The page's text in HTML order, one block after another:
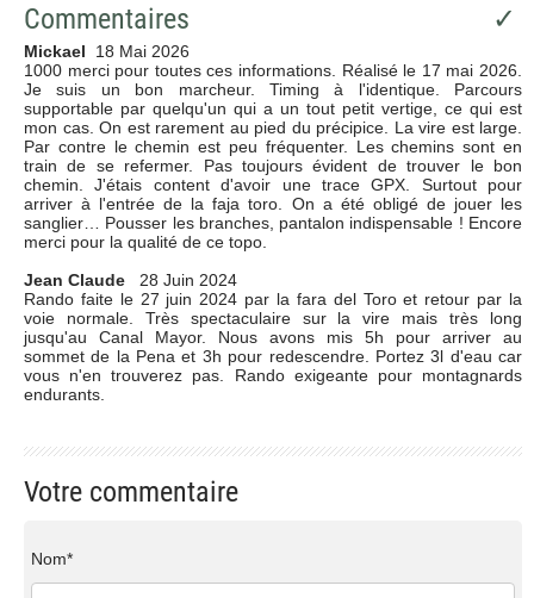
Commentaires ✓
Mickael
18 Mai 2026
1000 merci pour toutes ces informations. Réalisé le 17 mai 2026.
Je suis un bon marcheur. Timing à l'identique. Parcours
supportable par quelqu'un qui a un tout petit vertige, ce qui est
mon cas. On est rarement au pied du précipice. La vire est large.
Par contre le chemin est peu fréquenter. Les chemins sont en
train de se refermer. Pas toujours évident de trouver le bon
chemin. J'étais content d'avoir une trace GPX. Surtout pour
arriver à l'entrée de la faja toro. On a été obligé de jouer les
sanglier… Pousser les branches, pantalon indispensable ! Encore
merci pour la qualité de ce topo.
Jean Claude
28 Juin 2024
Rando faite le 27 juin 2024 par la fara del Toro et retour par la
voie normale. Très spectaculaire sur la vire mais très long
jusqu'au Canal Mayor. Nous avons mis 5h pour arriver au
sommet de la Pena et 3h pour redescendre. Portez 3l d'eau car
vous n'en trouverez pas. Rando exigeante pour montagnards
endurants.
Votre commentaire
Nom*